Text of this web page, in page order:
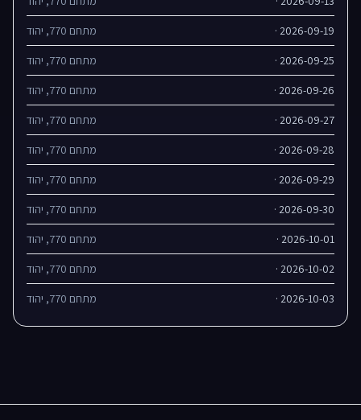
2026-09-19 · מתחם 770, יהוד
2026-09-25 · מתחם 770, יהוד
2026-09-26 · מתחם 770, יהוד
2026-09-27 · מתחם 770, יהוד
2026-09-28 · מתחם 770, יהוד
2026-09-29 · מתחם 770, יהוד
2026-09-30 · מתחם 770, יהוד
2026-10-01 · מתחם 770, יהוד
2026-10-02 · מתחם 770, יהוד
2026-10-03 · מתחם 770, יהוד